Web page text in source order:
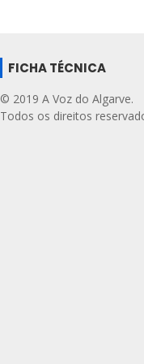
FICHA TÉCNICA
© 2019 A Voz do Algarve.
Todos os direitos